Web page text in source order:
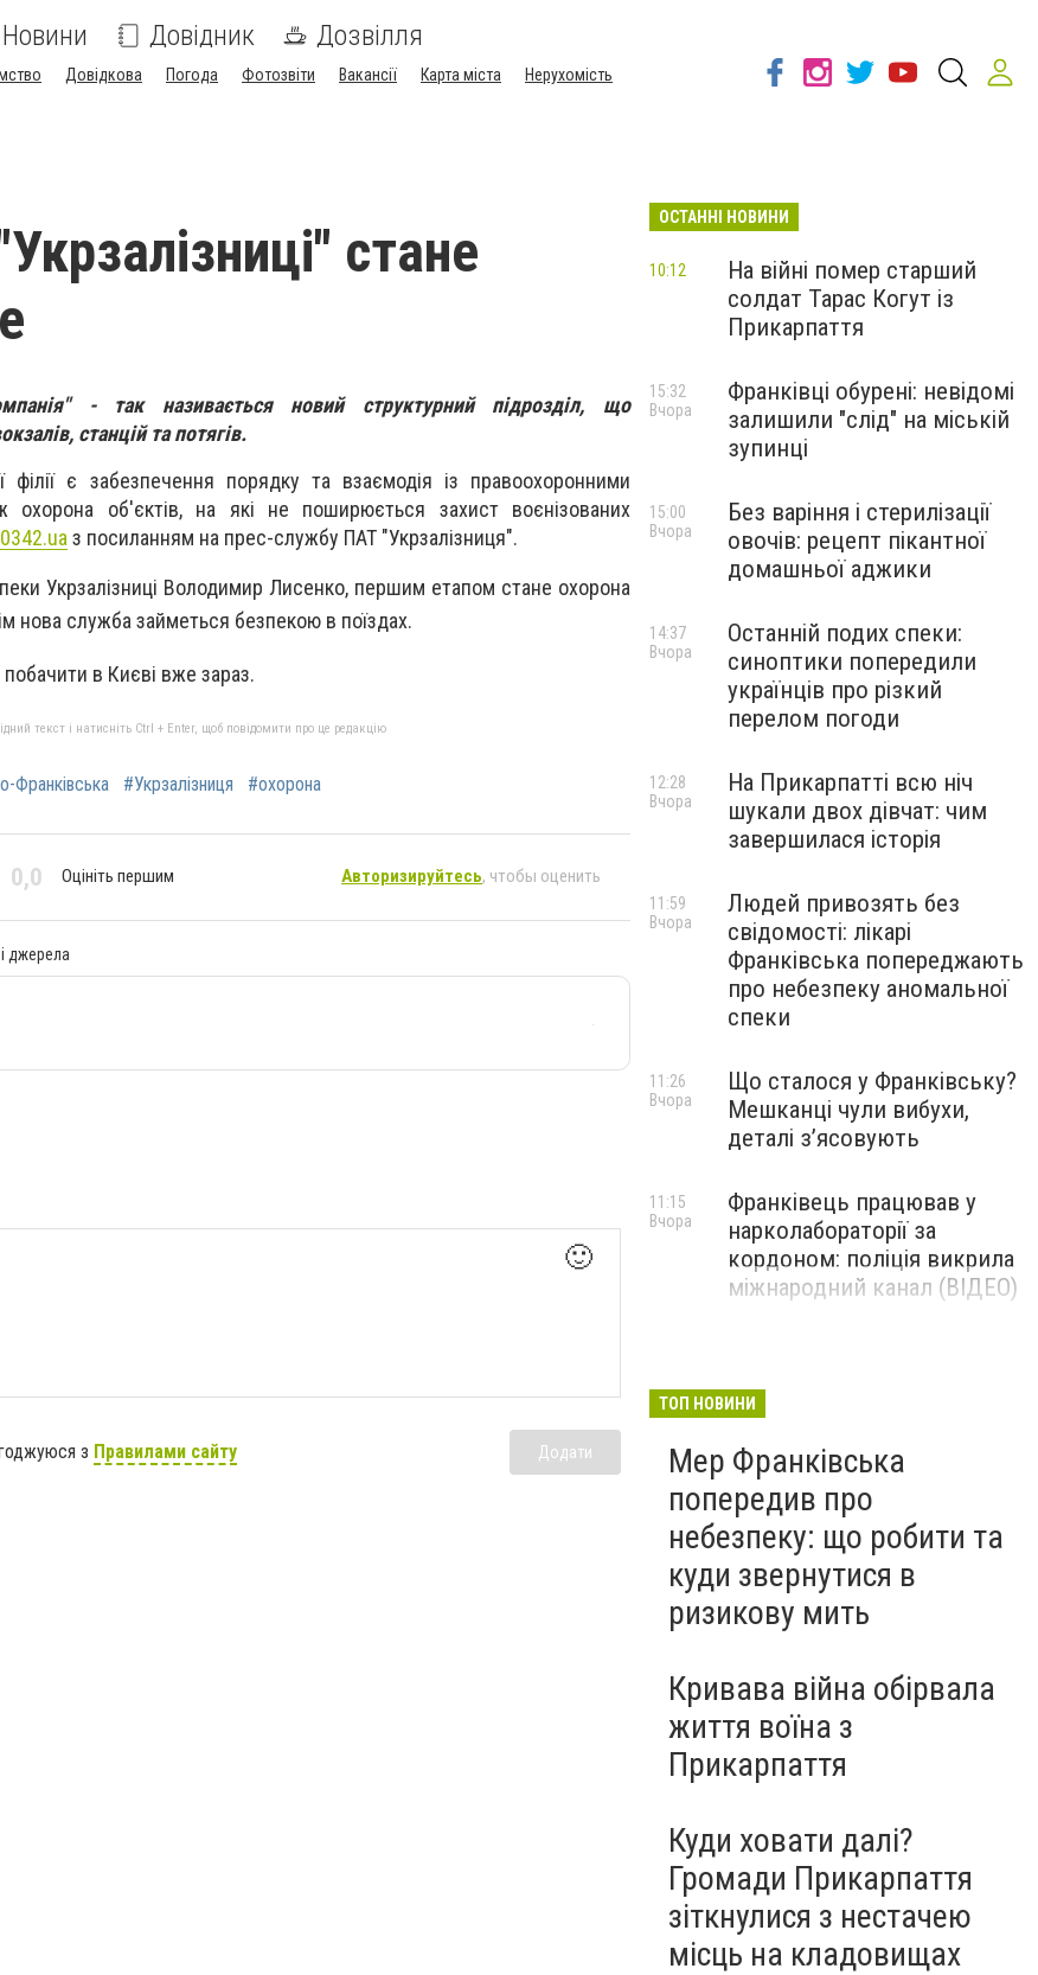
Новини Довідник Дозвілля
Довідкова Погода Фотозвіти Вакансії Карта міста
Нерухомість
стане
- так називається новий структурний підрозділ, що
станцій та потягів.
філії є забезпечення порядку та взаємодія із правоохоронними
охорона об'єктів, на які не поширюється захист воєнізованих
0342.ua з посиланням на прес-службу ПАТ "Укрзалізниця".
Укрзалізниці Володимир Лисенко, першим етапом стане охорона
нова служба займеться безпекою в поїздах.
в Києві вже зараз.
текст і натисніть Ctrl + Enter, щоб повідомити про це редакцію
Франківська #Укрзалізниця #охорона
0,0 Оцініть першим Авторизируйтесь, чтобы оценить
джерела
🙂
з Правилами сайту Додати
ОСТАННІ НОВИНИ
На війні помер старший
солдат Тарас Когут із
Прикарпаття
10:12
Франківці обурені: невідомі
залишили "слід" на міській
зупинці
15:32
Вчора
Без варіння і стерилізації
овочів: рецепт пікантної
домашньої аджики
15:00
Вчора
Останній подих спеки:
синоптики попередили
українців про різкий
перелом погоди
14:37
Вчора
На Прикарпатті всю ніч
шукали двох дівчат: чим
завершилася історія
12:28
Вчора
Людей привозять без
свідомості: лікарі
Франківська попереджають
про небезпеку аномальної
спеки
11:59
Вчора
Що сталося у Франківську?
Мешканці чули вибухи,
деталі з’ясовують
11:26
Вчора
Франківець працював у
нарколабораторії за
кордоном: поліція викрила
міжнародний канал (ВІДЕО)
11:15
Вчора
ТОП НОВИНИ
Мер Франківська
попередив про
небезпеку: що робити та
куди звернутися в
ризикову мить
Кривава війна обірвала
життя воїна з
Прикарпаття
Куди ховати далі?
Громади Прикарпаття
зіткнулися з нестачею
місць на кладовищах